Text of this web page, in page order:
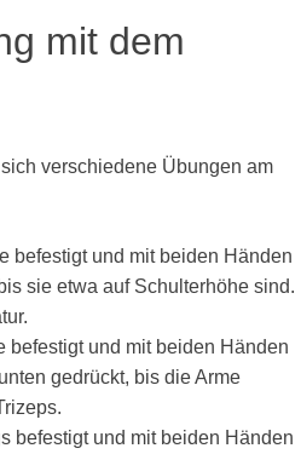
mit dem
verschiedene Übungen am
befestigt und mit beiden Händen
sie etwa auf Schulterhöhe sind.
befestigt und mit beiden Händen
gedrückt, bis die Arme
befestigt und mit beiden Händen